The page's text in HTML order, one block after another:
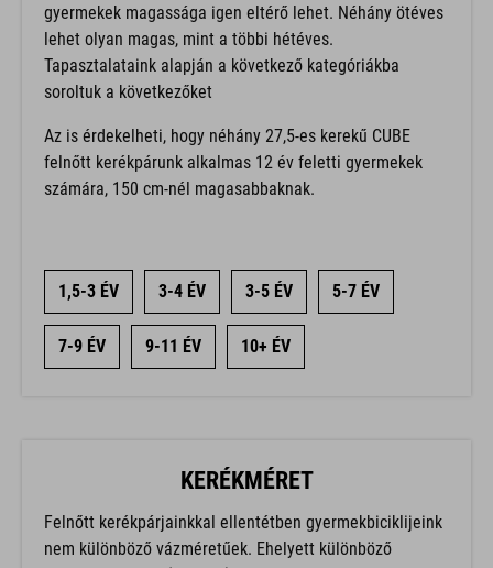
gyermekek magassága igen eltérő lehet. Néhány ötéves
lehet olyan magas, mint a többi hétéves.
Tapasztalataink alapján a következő kategóriákba
soroltuk a következőket
Az is érdekelheti, hogy néhány 27,5-es kerekű CUBE
felnőtt kerékpárunk alkalmas 12 év feletti gyermekek
számára, 150 cm-nél magasabbaknak.
1,5-3 ÉV 3-4 ÉV 3-5 ÉV 5-7 ÉV
7-9 ÉV 9-11 ÉV 10+ ÉV
KERÉKMÉRET
Felnőtt kerékpárjainkkal ellentétben gyermekbiciklijeink
nem különböző vázméretűek. Ehelyett különböző